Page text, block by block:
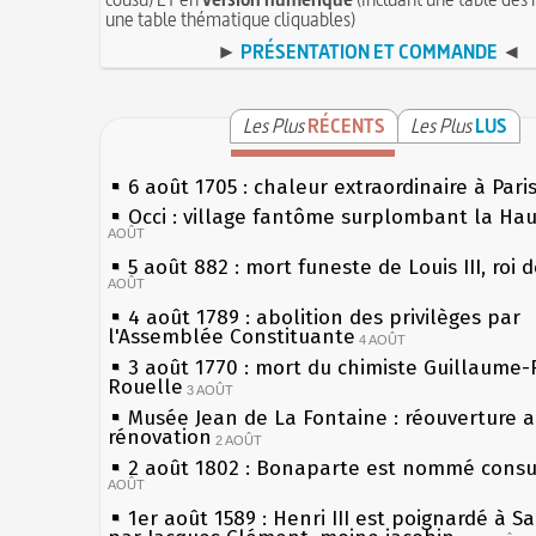
une table thématique cliquables)
► PRÉSENTATION ET COMMANDE ◄
Les PlusRÉCENTS Les PlusLUS
6 août 1705 : chaleur extraordinaire à Paris
Occi : village fantôme surplombant la
AOÛT
5 août 882 : mort funeste de Louis III, roi
AOÛT
4 août 1789 : abolition des privilèges par
l'Assemblée Constituante 4 AOÛT
3 août 1770 : mort du chimiste Guillaume-
Rouelle 3 AOÛT
Musée Jean de La Fontaine : réouverture
rénovation 2 AOÛT
2 août 1802 : Bonaparte est nommé
AOÛT
1er août 1589 : Henri III est poignardé à